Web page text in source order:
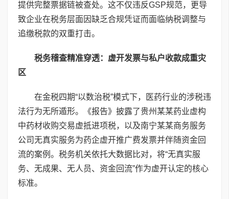
提供完整票据链被查处。这不仅违反GSP规范，更导
致企业在税务层面因缺乏合规凭证而面临纳税调整与
追缴税款的双重打击。
税务稽查精准穿透：虚开发票与私户收款成重灾
区
在金税四期“以数治税”模式下，医药行业的涉税违
法行为无所遁形。《报告》披露了贵州某某药业虚构
中药材收购交易虚抵进项税，以及南宁某某商务服务
公司无真实服务为药企虚开推广费发票并伴随资金回
流的案例。税务机关依托大数据比对，将“无真实服
务、无成果、无人员、资金回流”作为虚开认定的核心
标准。